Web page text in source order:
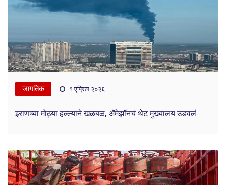
जागतिक १ एप्रिल २०२६
इराणच्या मोठ्या हल्ल्याने खळबळ, ॲमेझॉनचं थेट मुख्यालय उडवलं